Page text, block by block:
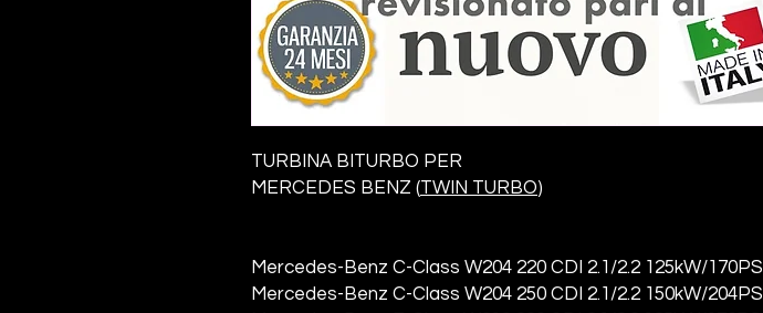
TURBINA BITURBO PER
MERCEDES BENZ (TWIN TURBO)
Mercedes-Benz C-Class W204 220 CDI 2.1/2.2 125kW/170PS
Mercedes-Benz C-Class W204 250 CDI 2.1/2.2 150kW/204PS